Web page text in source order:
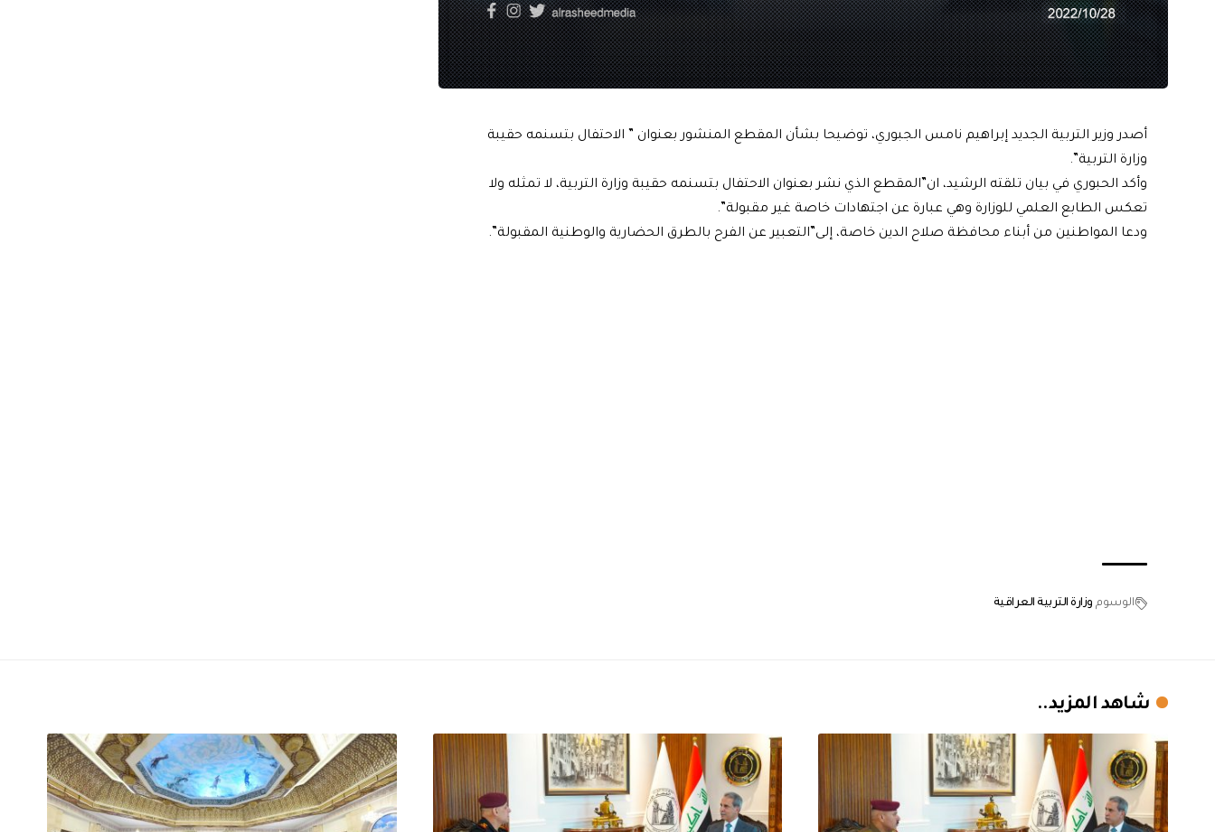
أصدر وزير التربية الجديد إبراهيم نامس الجبوري، توضيحا بشأن المقطع المنشور بعنوان ” الاحتفال بتسنمه حقيبة
وزارة التربية”.
وأكد الحبوري في بيان تلقته الرشيد، ان”المقطع الذي نشر بعنوان الاحتفال بتسنمه حقيبة وزارة التربية، لا تمثله ولا
تعكس الطابع العلمي للوزارة وهي عبارة عن اجتهادات خاصة غير مقبولة”.
ودعا المواطنين من أبناء محافظة صلاح الدين خاصة، إلى”التعبير عن الفرح بالطرق الحضارية والوطنية المقبولة”.
الوسوم وزارة التربية العراقية
شاهد المزيد..